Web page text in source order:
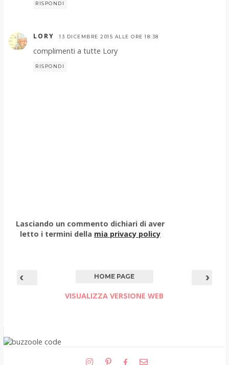
RISPONDI
LORY 13 DICEMBRE 2015 ALLE ORE 18:38
complimenti a tutte Lory
RISPONDI
Lasciando un commento dichiari di aver
letto i termini della mia privacy policy
‹ ›
HOME PAGE
VISUALIZZA VERSIONE WEB